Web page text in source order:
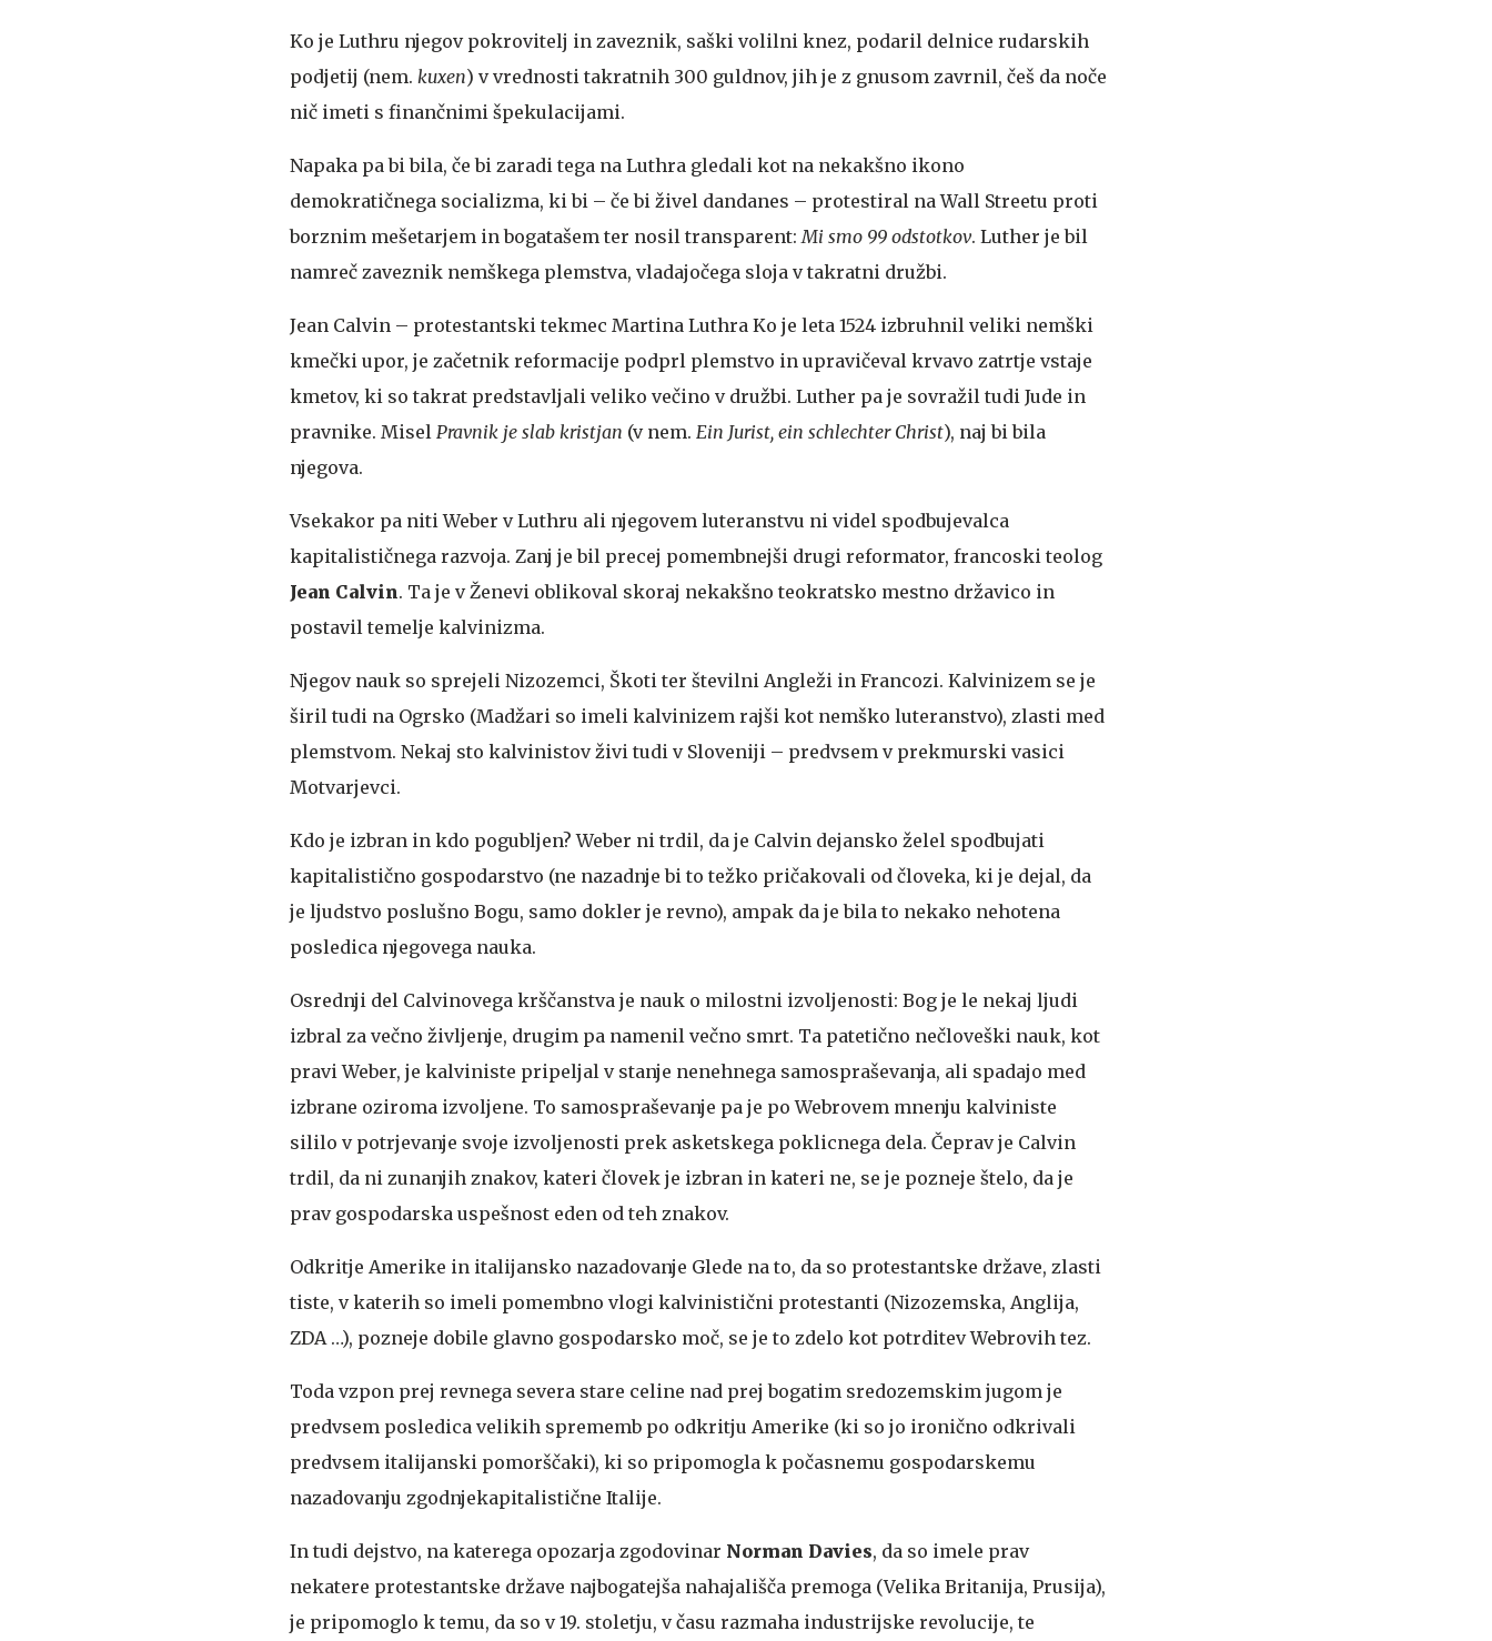
Ko je Luthru njegov pokrovitelj in zaveznik, saški volilni knez, podaril delnice rudarskih
podjetij (nem. kuxen) v vrednosti takratnih 300 guldnov, jih je z gnusom zavrnil, češ da noče
nič imeti s finančnimi špekulacijami.
Napaka pa bi bila, če bi zaradi tega na Luthra gledali kot na nekakšno ikono
demokratičnega socializma, ki bi – če bi živel dandanes – protestiral na Wall Streetu proti
borznim mešetarjem in bogatašem ter nosil transparent: Mi smo 99 odstotkov. Luther je bil
namreč zaveznik nemškega plemstva, vladajočega sloja v takratni družbi.
Jean Calvin – protestantski tekmec Martina Luthra Ko je leta 1524 izbruhnil veliki nemški
kmečki upor, je začetnik reformacije podprl plemstvo in upravičeval krvavo zatrtje vstaje
kmetov, ki so takrat predstavljali veliko večino v družbi. Luther pa je sovražil tudi Jude in
pravnike. Misel Pravnik je slab kristjan (v nem. Ein Jurist, ein schlechter Christ), naj bi bila
njegova.
Vsekakor pa niti Weber v Luthru ali njegovem luteranstvu ni videl spodbujevalca
kapitalističnega razvoja. Zanj je bil precej pomembnejši drugi reformator, francoski teolog
Jean Calvin. Ta je v Ženevi oblikoval skoraj nekakšno teokratsko mestno državico in
postavil temelje kalvinizma.
Njegov nauk so sprejeli Nizozemci, Škoti ter številni Angleži in Francozi. Kalvinizem se je
širil tudi na Ogrsko (Madžari so imeli kalvinizem rajši kot nemško luteranstvo), zlasti med
plemstvom. Nekaj sto kalvinistov živi tudi v Sloveniji – predvsem v prekmurski vasici
Motvarjevci.
Kdo je izbran in kdo pogubljen? Weber ni trdil, da je Calvin dejansko želel spodbujati
kapitalistično gospodarstvo (ne nazadnje bi to težko pričakovali od človeka, ki je dejal, da
je ljudstvo poslušno Bogu, samo dokler je revno), ampak da je bila to nekako nehotena
posledica njegovega nauka.
Osrednji del Calvinovega krščanstva je nauk o milostni izvoljenosti: Bog je le nekaj ljudi
izbral za večno življenje, drugim pa namenil večno smrt. Ta patetično nečloveški nauk, kot
pravi Weber, je kalviniste pripeljal v stanje nenehnega samospraševanja, ali spadajo med
izbrane oziroma izvoljene. To samospraševanje pa je po Webrovem mnenju kalviniste
sililo v potrjevanje svoje izvoljenosti prek asketskega poklicnega dela. Čeprav je Calvin
trdil, da ni zunanjih znakov, kateri človek je izbran in kateri ne, se je pozneje štelo, da je
prav gospodarska uspešnost eden od teh znakov.
Odkritje Amerike in italijansko nazadovanje Glede na to, da so protestantske države, zlasti
tiste, v katerih so imeli pomembno vlogi kalvinistični protestanti (Nizozemska, Anglija,
ZDA …), pozneje dobile glavno gospodarsko moč, se je to zdelo kot potrditev Webrovih tez.
Toda vzpon prej revnega severa stare celine nad prej bogatim sredozemskim jugom je
predvsem posledica velikih sprememb po odkritju Amerike (ki so jo ironično odkrivali
predvsem italijanski pomorščaki), ki so pripomogla k počasnemu gospodarskemu
nazadovanju zgodnjekapitalistične Italije.
In tudi dejstvo, na katerega opozarja zgodovinar Norman Davies, da so imele prav
nekatere protestantske države najbogatejša nahajališča premoga (Velika Britanija, Prusija),
je pripomoglo k temu, da so v 19. stoletju, v času razmaha industrijske revolucije, te